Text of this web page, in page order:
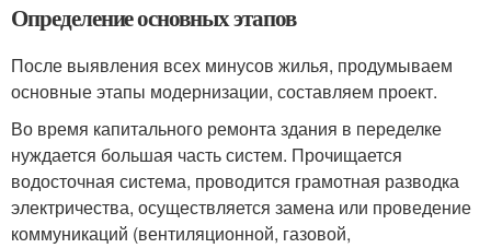
Определение основных этапов
После выявления всех минусов жилья, продумываем
основные этапы модернизации, составляем проект.
Во время капитального ремонта здания в переделке
нуждается большая часть систем. Прочищается
водосточная система, проводится грамотная разводка
электричества, осуществляется замена или проведение
коммуникаций (вентиляционной, газовой,